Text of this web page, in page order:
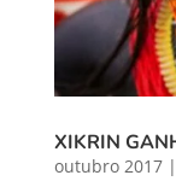
XIKRIN
outubro 2017|